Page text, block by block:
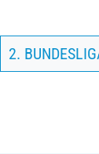
2.